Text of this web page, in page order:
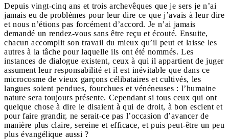
Depuis vingt-cinq ans et trois archevêques que je sers je n’ai
jamais eu de problèmes pour leur dire ce que j’avais à leur dire
et nous n’étions pas forcément d’accord. Je n’ai jamais
demandé un rendez-vous sans être reçu et écouté. Ensuite,
chacun accomplit son travail du mieux qu’il peut et laisse les
autres à la tâche pour laquelle ils ont été nommés. Les
instances de dialogue existent, ceux à qui il appartient de juger
assument leur responsabilité et il est inévitable que dans ce
microcosme de vieux garçons célibataires et cultivés, les
langues soient pendues, fourchues et vénéneuses : l’humaine
nature sera toujours présente. Cependant si tous ceux qui ont
quelque chose à dire le disaient à qui de droit, à bon escient et
pour faire grandir, ne serait-ce pas l’occasion d’avancer de
manière plus claire, sereine et efficace, et puis peut-être un peu
plus évangélique aussi ?